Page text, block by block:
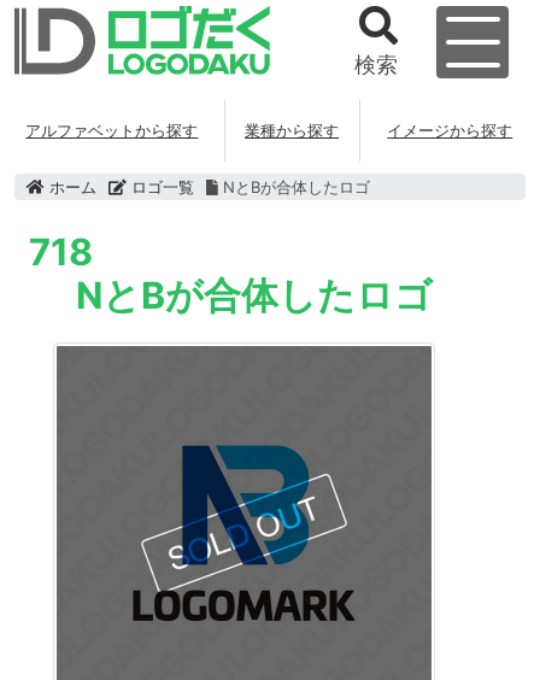
検索
アルファベットから探す 業種から探す イメージから探す
ホーム ロゴ一覧 NとBが合体したロゴ
718
NとBが合体したロゴ